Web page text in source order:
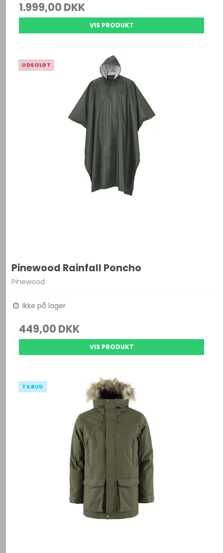
1.999,00 DKK
VIS PRODUKT
UDSOLGT
Pinewood Rainfall Poncho
Pinewood
Ikke på lager
449,00 DKK
VIS PRODUKT
TILBUD